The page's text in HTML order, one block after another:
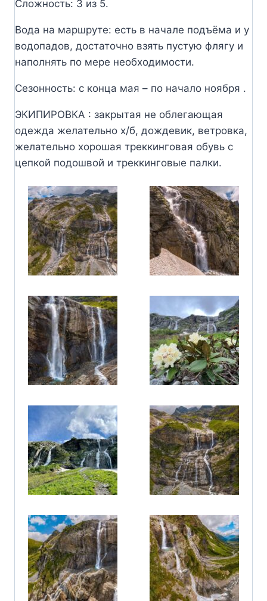
Сложность: 3 из 5.
Вода на маршруте: есть в начале подъёма и у
водопадов, достаточно взять пустую флягу и
наполнять по мере необходимости.
Сезонность: с конца мая – по начало ноября .
ЭКИПИРОВКА : закрытая не облегающая
одежда желательно х/б, дождевик, ветровка,
желательно хорошая треккинговая обувь с
цепкой подошвой и треккинговые палки.